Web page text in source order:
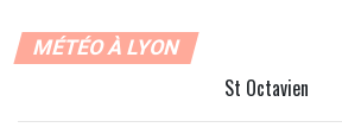
MÉTÉO À LYON
St Octavien